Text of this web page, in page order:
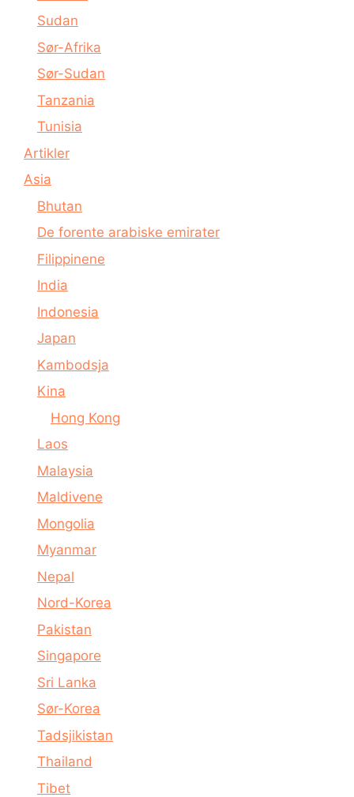
Sudan
Sør-Afrika
Sør-Sudan
Tanzania
Tunisia
Artikler
Asia
Bhutan
De forente arabiske emirater
Filippinene
India
Indonesia
Japan
Kambodsja
Kina
Hong Kong
Laos
Malaysia
Maldivene
Mongolia
Myanmar
Nepal
Nord-Korea
Pakistan
Singapore
Sri Lanka
Sør-Korea
Tadsjikistan
Thailand
Tibet